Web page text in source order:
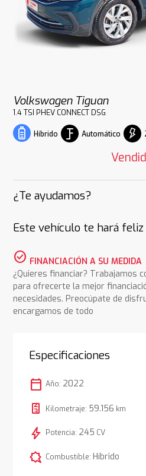
Volkswagen Tiguan
1.4 TSI PHEV CONNECT DSG
Híbrido Automático
¿Te ayudamos?
Este vehículo te hará feliz
check_circle FINANCIACIÓN A SU MEDIDA
¿Quieres financiar? Trabajamos
para ofrecerte la mejor
necesidades. Preocúpate de
encargamos de todo
Especificaciones
calendar_today Año: 2022
Kilometraje: 59.156 km
bolt Potencia: 245 CV
comic_bubble Combustible: Híbrido